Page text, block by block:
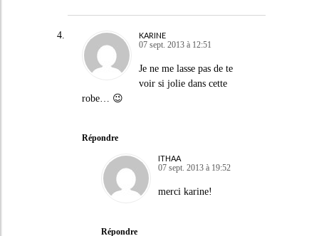
KARINE
07 sept. 2013 à 12:51
Je ne me lasse pas de te
voir si jolie dans cette
robe… 😉
Répondre
ITHAA
07 sept. 2013 à 19:52
merci karine!
Répondre